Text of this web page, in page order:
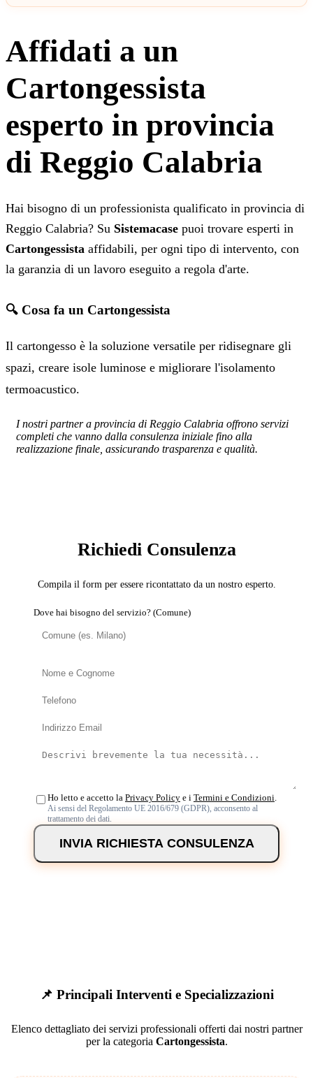
Affidati a un
Cartongessista
esperto in provincia
di Reggio Calabria
Hai bisogno di un professionista qualificato in provincia di
Reggio Calabria? Su Sistemacase puoi trovare esperti in
Cartongessista affidabili, per ogni tipo di intervento, con
la garanzia di un lavoro eseguito a regola d'arte.
🔍 Cosa fa un Cartongessista
Il cartongesso è la soluzione versatile per ridisegnare gli
spazi, creare isole luminose e migliorare l'isolamento
termoacustico.
I nostri partner a provincia di Reggio Calabria offrono servizi
completi che vanno dalla consulenza iniziale fino alla
realizzazione finale, assicurando trasparenza e qualità.
Richiedi Consulenza
Compila il form per essere ricontattato da un nostro esperto.
Dove hai bisogno del servizio? (Comune)
Ho letto e accetto la Privacy Policy e i Termini e Condizioni
Ai sensi del Regolamento UE 2016/679 (GDPR), acconsento al
trattamento dei dati.
INVIA RICHIESTA CONSULENZA
📌 Principali Interventi e Specializzazioni
Elenco dettagliato dei servizi professionali offerti dai nostri partner
per la categoria Cartongessista.